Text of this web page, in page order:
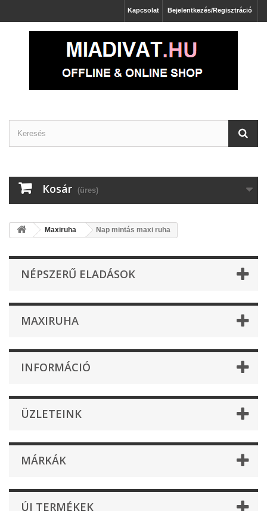
Bejelentkezés/Regisztráció
Kapcsolat
Kosár (üres)
Maxiruha Nap mintás maxi ruha
NÉPSZERŰ ELADÁSOK
MAXIRUHA
INFORMÁCIÓ
ÜZLETEINK
MÁRKÁK
ÚJ TERMÉKEK